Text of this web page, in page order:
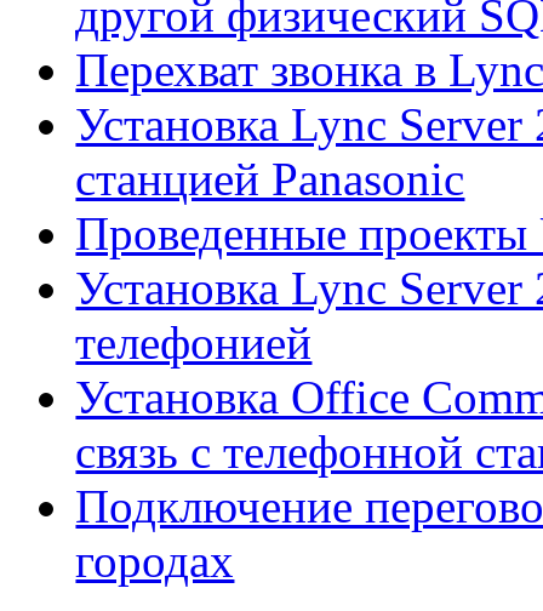
другой физический
Перехват звонка в
Установка Lync Server
станцией Panasonic
Проведенные
Установка Lync
телефонией
Установка Office
связь с телефонной
Подключение
городах